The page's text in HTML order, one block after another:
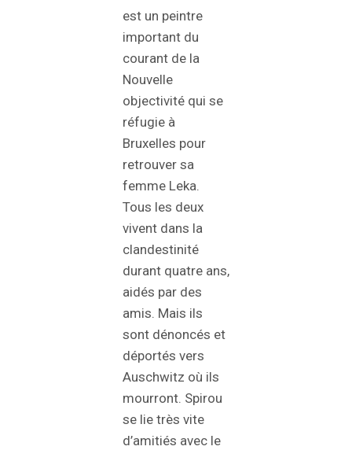
est un peintre
important du
courant de la
Nouvelle
objectivité qui se
réfugie à
Bruxelles pour
retrouver sa
femme Leka.
Tous les deux
vivent dans la
clandestinité
durant quatre ans,
aidés par des
amis. Mais ils
sont dénoncés et
déportés vers
Auschwitz où ils
mourront. Spirou
se lie très vite
d’amitiés avec le